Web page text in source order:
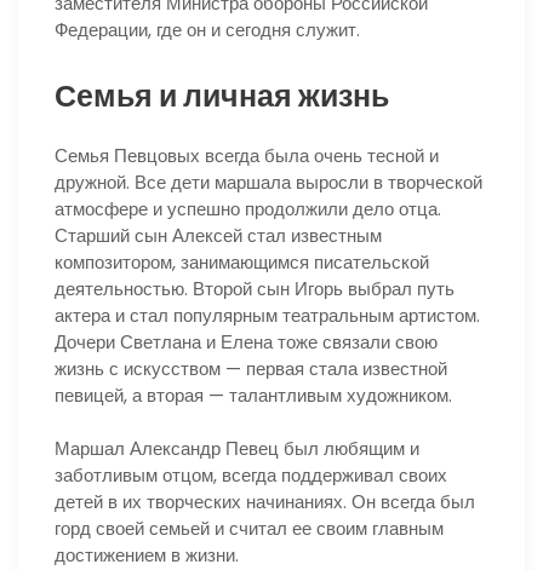
Федерации, где он и сегодня служит.
Семья и личная жизнь
Семья Певцовых всегда была очень тесной и
дружной. Все дети маршала выросли в творческой
атмосфере и успешно продолжили дело отца.
Старший сын Алексей стал известным
композитором, занимающимся писательской
деятельностью. Второй сын Игорь выбрал путь
актера и стал популярным театральным артистом.
Дочери Светлана и Елена тоже связали свою
жизнь с искусством — первая стала известной
певицей, а вторая — талантливым художником.
Маршал Александр Певец был любящим и
заботливым отцом, всегда поддерживал своих
детей в их творческих начинаниях. Он всегда был
горд своей семьей и считал ее своим главным
достижением в жизни.